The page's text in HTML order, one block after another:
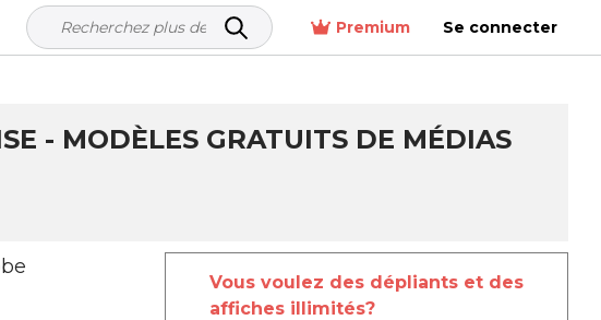
Premium Se connecter
- MODÈLES GRATUITS DE MÉDIAS
Vous voulez des dépliants et des
affiches illimités?